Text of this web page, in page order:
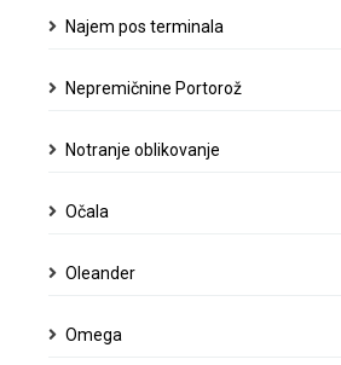
Najem pos terminala
Nepremičnine Portorož
Notranje oblikovanje
Očala
Oleander
Omega